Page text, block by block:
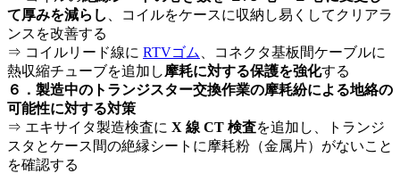
て厚みを減らし
、コイルをケースに収納し易くしてクリアラ
ンスを改善する
⇒ コイルリード線に RTVゴム
、コネクタ基板間ケーブルに
熱収縮チューブを追加し摩耗に対する保護を強化する
６．製造中のトランジスター交換作業の摩耗紛による地絡の
可能性に対する対策
⇒ エキサイタ製造検査に X 線 CT 検査を追加し、トランジ
スタとケース間の絶縁シートに摩耗粉（金属片）がないこと
を確認する